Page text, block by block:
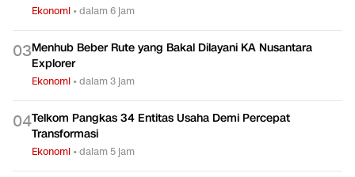
Ekonomi •dalam 6 jam
03Menhub Beber Rute yang Bakal Dilayani KA Nusantara
Explorer
Ekonomi •dalam 3 jam
04Telkom Pangkas 34 Entitas Usaha Demi Percepat
Transformasi
Ekonomi •dalam 5 jam